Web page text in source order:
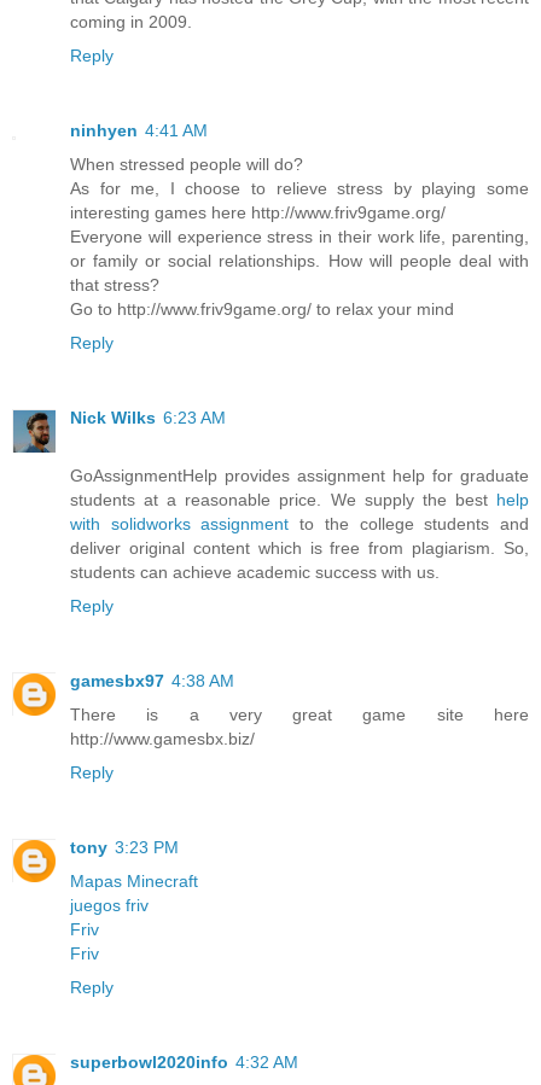
coming in 2009.
Reply
ninhyen 4:41 AM
When stressed people will do?
As for me, I choose to relieve stress by playing some
interesting games here http://www.friv9game.org/
Everyone will experience stress in their work life, parenting,
or family or social relationships. How will people deal with
that stress?
Go to http://www.friv9game.org/ to relax your mind
Reply
Nick Wilks 6:23 AM
GoAssignmentHelp provides assignment help for graduate
students at a reasonable price. We supply the best help
with solidworks assignment to the college students and
deliver original content which is free from plagiarism. So,
students can achieve academic success with us.
Reply
gamesbx97 4:38 AM
There is a very great game site here
http://www.gamesbx.biz/
Reply
tony 3:23 PM
Mapas Minecraft
juegos friv
Friv
Friv
Reply
superbowl2020info 4:32 AM